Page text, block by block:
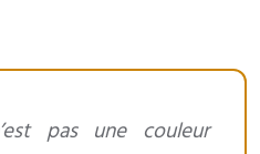
pas une couleur